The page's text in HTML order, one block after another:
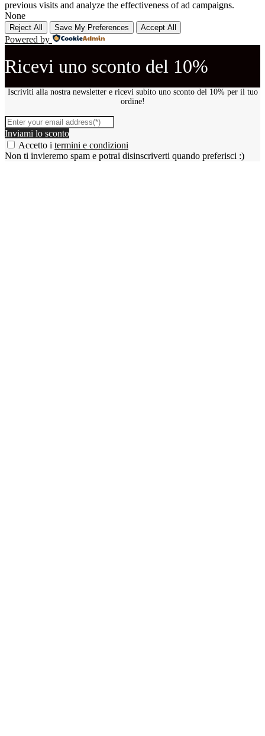
previous visits and analyze the effectiveness of ad campaigns.
None
Reject All Save My Preferences Accept All
Powered by
Ricevi uno sconto del 10%
Iscriviti alla nostra newsletter e ricevi subito uno sconto del 10% per il tuo
ordine!
Inviami lo sconto
Accetto i termini e condizioni
Non ti invieremo spam e potrai disinscriverti quando preferisci :)